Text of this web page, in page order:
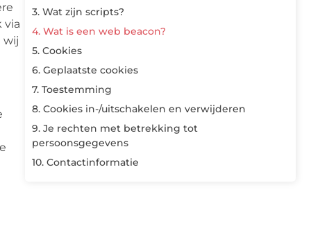
via
wij
3. Wat zijn scripts?
4. Wat is een web beacon?
5. Cookies
6. Geplaatste cookies
7. Toestemming
8. Cookies in-/uitschakelen en verwijderen
9. Je rechten met betrekking tot
persoonsgegevens
10. Contactinformatie